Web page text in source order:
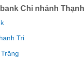
Chi nhánh
Trị